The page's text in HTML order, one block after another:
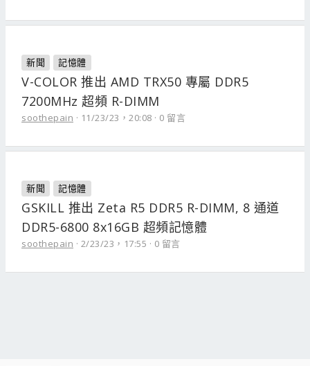
新聞 記憶體
V-COLOR 推出 AMD TRX50 專屬 DDR5
7200MHz 超頻 R-DIMM
soothepain 11/23/23，20:08 0 留言
新聞 記憶體
GSKILL 推出 Zeta R5 DDR5 R-DIMM, 8 通道
DDR5-6800 8x16GB 超頻記憶體
soothepain 2/23/23，17:55 0 留言